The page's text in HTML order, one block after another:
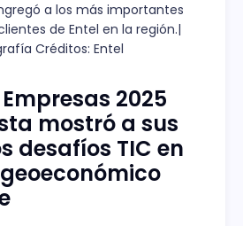
a los más importantes
de Entel en la región.|
Créditos: Entel
2025
mostró a sus
desafíos TIC en